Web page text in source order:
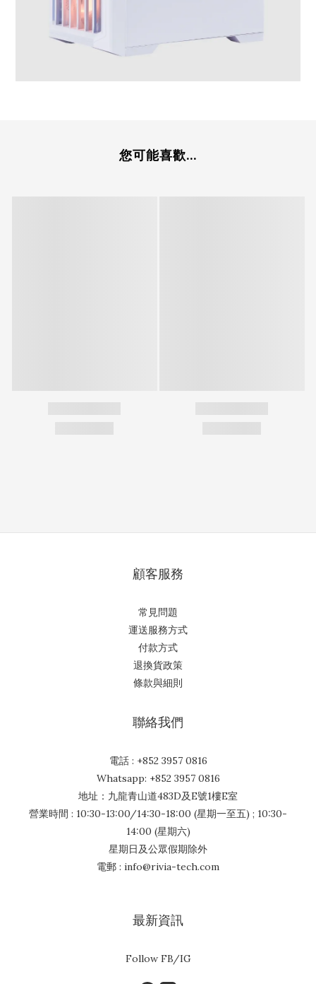
您可能喜歡...
顧客服務
常見問題
運送服務方式
付款方式
退換貨政策
條款與細則
聯絡我們
電話 : +852 3957 0816
Whatsapp: +852 3957 0816
地址：九龍青山道483D及E號1樓E室
營業時間 : 10:30-13:00/14:30-18:00 (星期一至五) ; 10:30-
14:00 (星期六)
星期日及公眾假期除外
電郵 : info@rivia-tech.com
最新資訊
Follow FB/IG